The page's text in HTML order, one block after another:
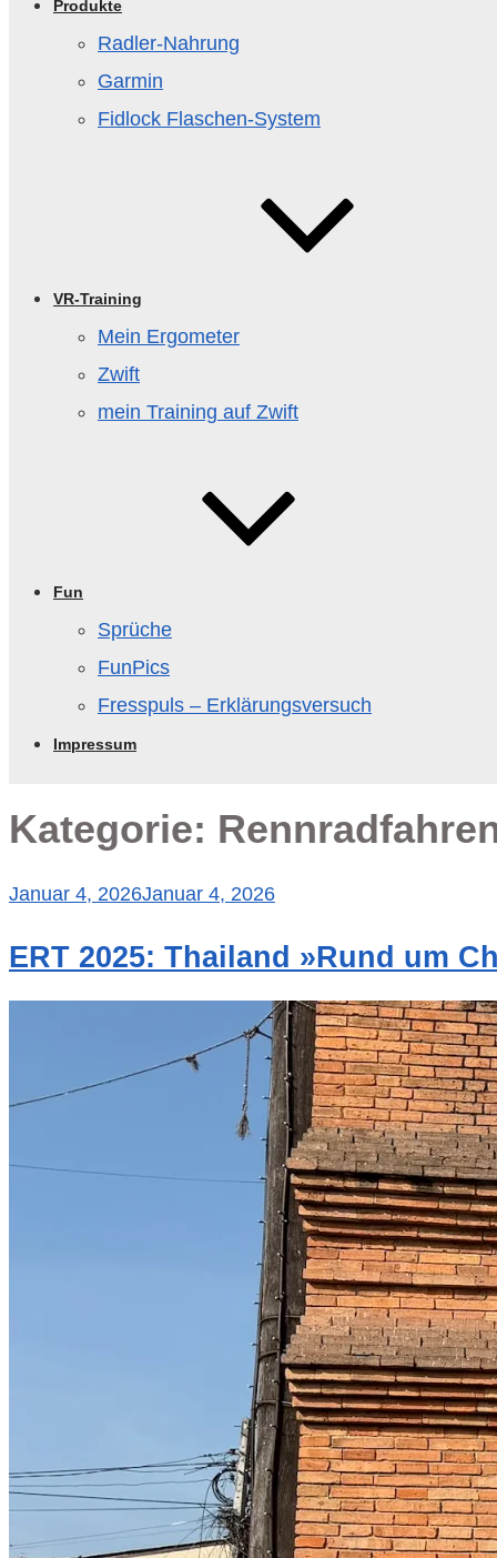
Produkte
Radler-Nahrung
Garmin
Fidlock Flaschen‑System
VR-Training
Mein Ergometer
Zwift
mein Training auf Zwift
Fun
Sprüche
FunPics
Fresspuls – Erklärungsversuch
Impressum
Kategorie:
Veröffentlicht
Januar 4, 2026Januar 4, 2026
ERT 2025: Thailand »Rund um